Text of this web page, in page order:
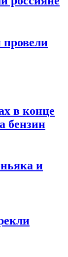
в конце
бензин
и